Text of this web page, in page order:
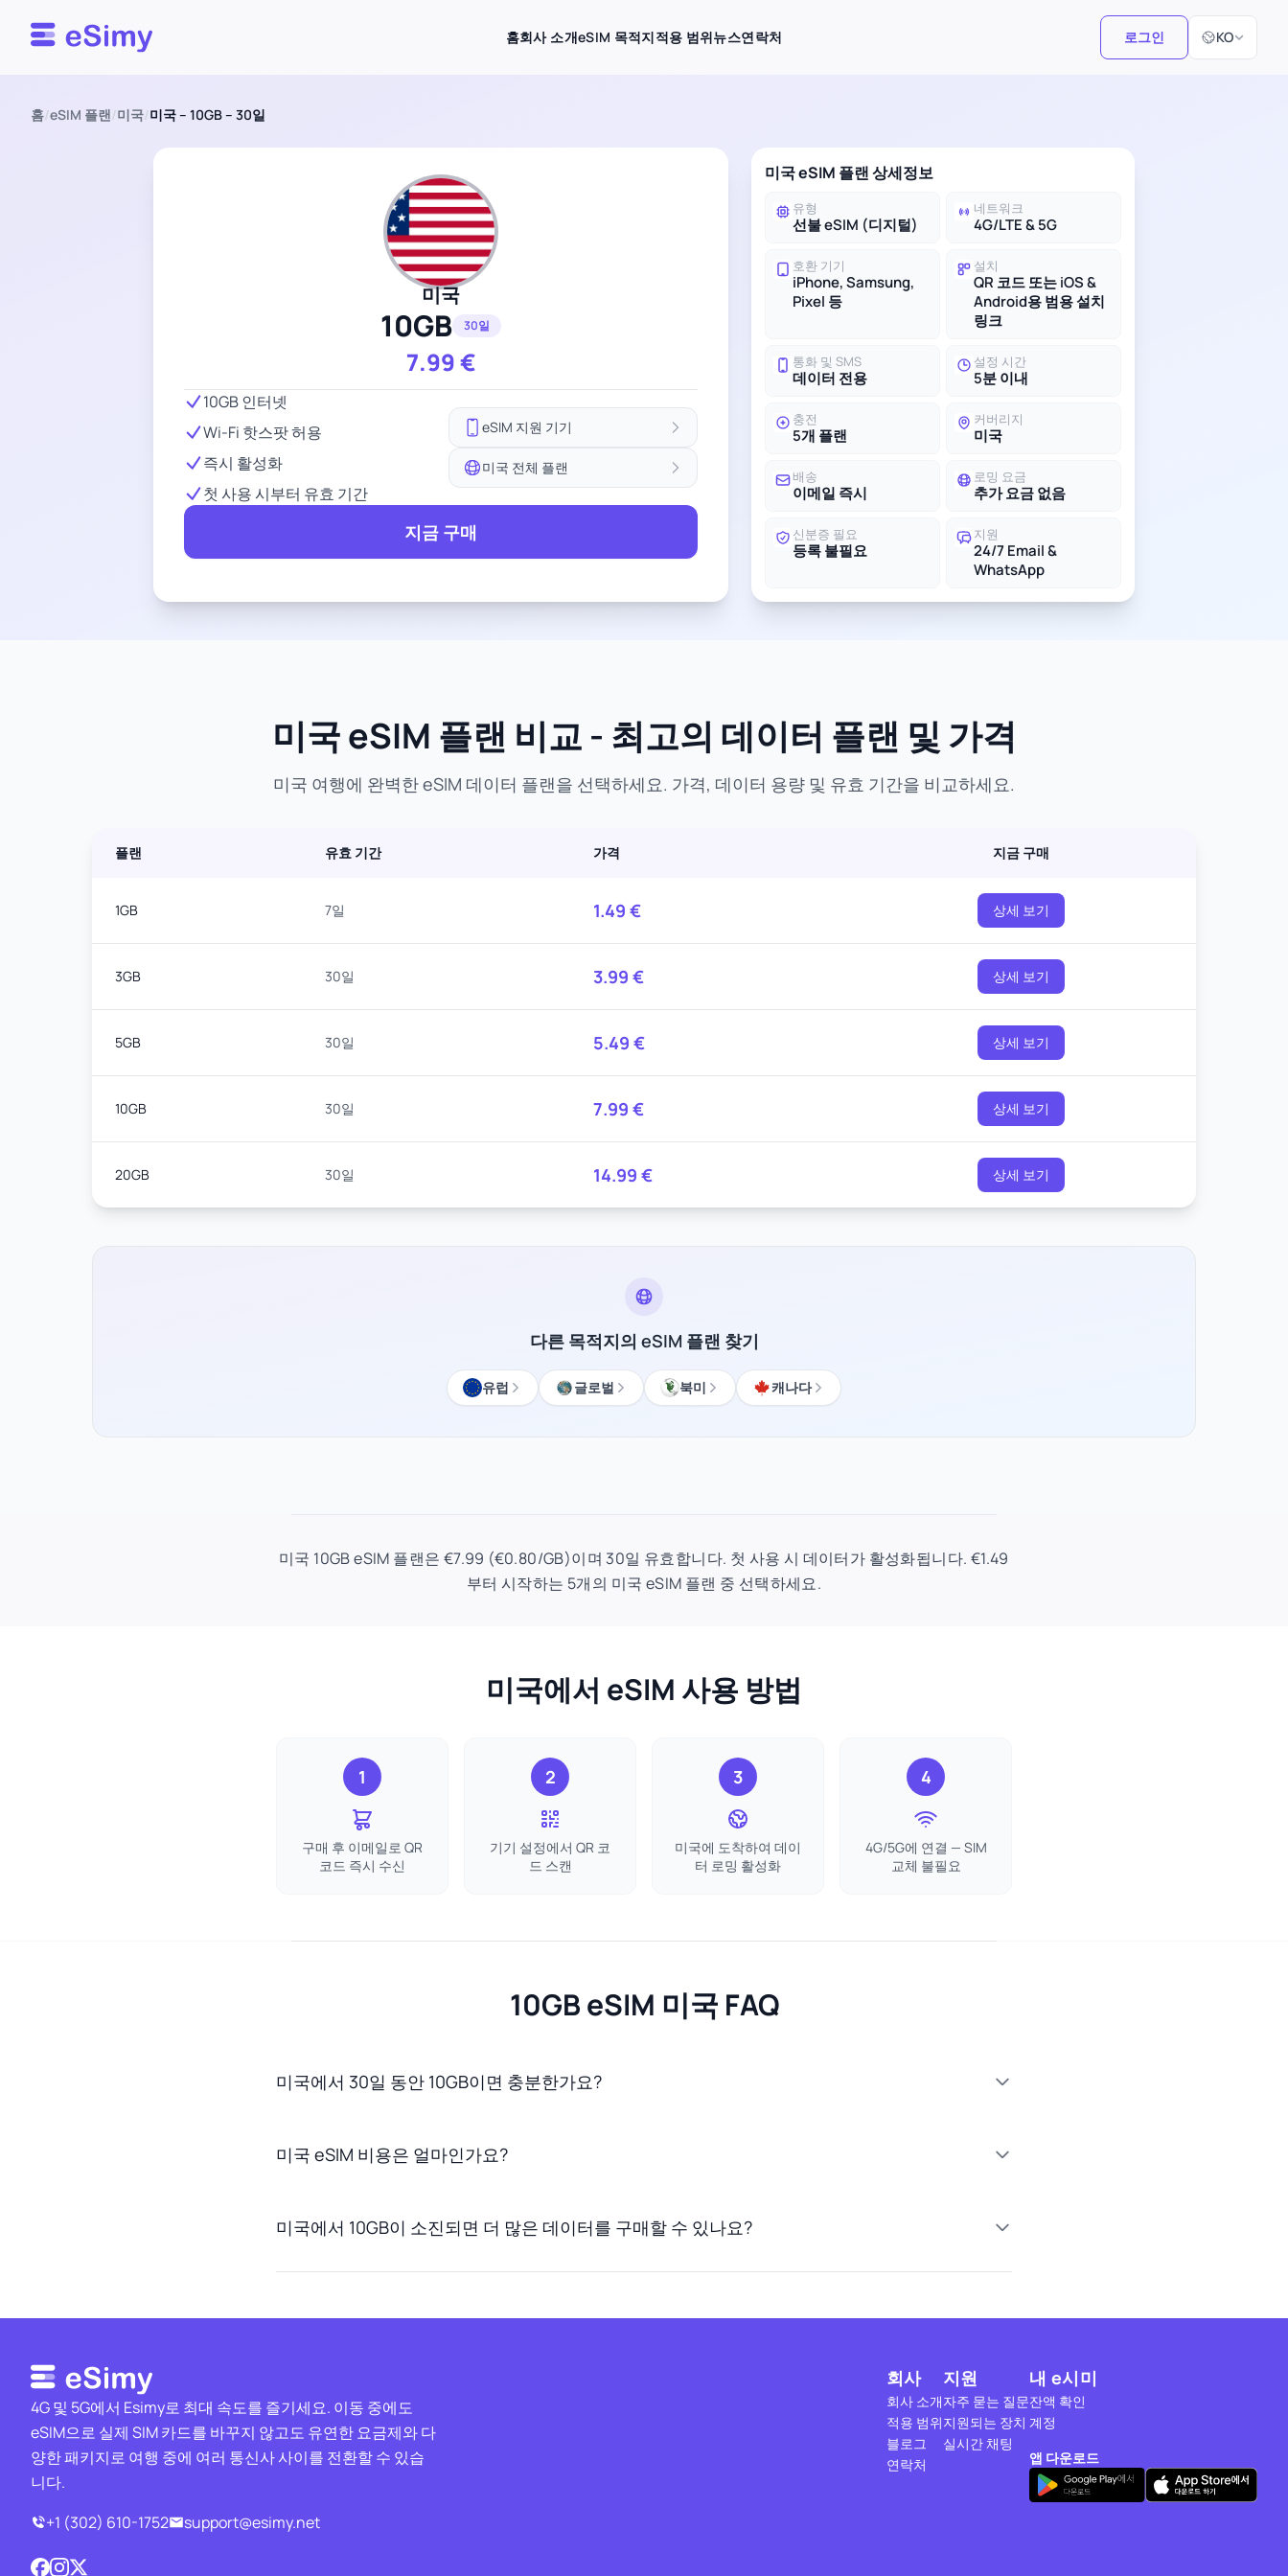
Esimy 홈회사 소개eSIM 목적지적용 범위뉴스연락처 로그인 KO
언어 선택
홈/eSIM 플랜/미국/미국 – 10GB – 30일
미국
10GB 30일
7.99€
10GB 인터넷
Wi-Fi 핫스팟 허용
즉시 활성화
첫 사용 시부터 유효 기간
eSIM 지원 기기
미국 전체 플랜
지금 구매
미국 eSIM 플랜 상세정보
유형
선불 eSIM (디지털)
네트워크
4G/LTE & 5G
호환 기기
iPhone, Samsung,
Pixel 등
설치
QR 코드 또는 iOS &
Android용 범용 설치
링크
통화 및 SMS
데이터 전용
설정 시간
5분 이내
충전
5개 플랜
커버리지
미국
배송
이메일 즉시
로밍 요금
추가 요금 없음
신분증 필요
등록 불필요
지원
24/7 Email &
WhatsApp
미국 eSIM 플랜 비교 - 최고의 데이터 플랜 및 가격
미국 여행에 완벽한 eSIM 데이터 플랜을 선택하세요. 가격, 데이터 용량 및 유효 기간을 비교하세요.
플랜 유효 기간 가격 지금 구매
1GB 7일 1.49 € 상세 보기
3GB 30일 3.99 € 상세 보기
5GB 30일 5.49 € 상세 보기
10GB 30일 7.99 € 상세 보기
20GB 30일 14.99 € 상세 보기
다른 목적지의 eSIM 플랜 찾기
유럽 글로벌 북미 캐나다
미국 10GB eSIM 플랜은 €7.99 (€0.80/GB)이며 30일 유효합니다. 첫 사용 시 데이터가 활성화됩니다. €1.49
부터 시작하는 5개의 미국 eSIM 플랜 중 선택하세요.
미국에서 eSIM 사용 방법
1
구매 후 이메일로 QR
코드 즉시 수신
2
기기 설정에서 QR 코
드 스캔
3
미국에 도착하여 데이
터 로밍 활성화
4
4G/5G에 연결 — SIM
교체 불필요
10GB eSIM 미국 FAQ
미국에서 30일 동안 10GB이면 충분한가요?
미국 eSIM 비용은 얼마인가요?
미국에서 10GB이 소진되면 더 많은 데이터를 구매할 수 있나요?
4G 및 5G에서 Esimy로 최대 속도를 즐기세요. 이동 중에도
eSIM으로 실제 SIM 카드를 바꾸지 않고도 유연한 요금제와 다
양한 패키지로 여행 중에 여러 통신사 사이를 전환할 수 있습
니다.
+1 (302) 610-1752
support@esimy.net
회사
회사 소개
적용 범위
블로그
연락처
지원
자주 묻는 질문
지원되는 장치
실시간 채팅
내 e시미
잔액 확인
계정
앱 다운로드